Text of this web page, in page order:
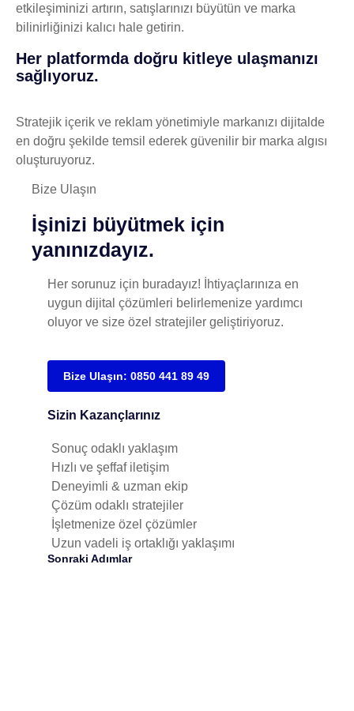
etkileşiminizi artırın, satışlarınızı büyütün ve marka
bilinirliğinizi kalıcı hale getirin.
Her platformda doğru kitleye ulaşmanızı
sağlıyoruz.
Stratejik içerik ve reklam yönetimiyle markanızı dijitalde
en doğru şekilde temsil ederek güvenilir bir marka algısı
oluşturuyoruz.
Bize Ulaşın
İşinizi büyütmek için
yanınızdayız.
Her sorunuz için buradayız! İhtiyaçlarınıza en
uygun dijital çözümleri belirlemenize yardımcı
oluyor ve size özel stratejiler geliştiriyoruz.
Bize Ulaşın: 0850 441 89 49
Sizin Kazançlarınız
Sonuç odaklı yaklaşım
Hızlı ve şeffaf iletişim
Deneyimli & uzman ekip
Çözüm odaklı stratejiler
İşletmenize özel çözümler
Uzun vadeli iş ortaklığı yaklaşımı
Sonraki Adımlar